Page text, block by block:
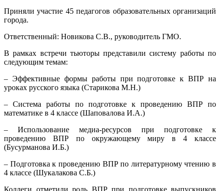
Приняли участие 45 педагогов образовательных организаций
города.
Ответственный: Новикова С.В., руководитель ГМО.
В рамках встречи тьюторы представили систему работы по
следующим темам:
– Эффективные формы работы при подготовке к ВПР на
уроках русского языка (Старикова М.Н.)
– Система работы по подготовке к проведению ВПР по
математике в 4 классе (Шаповалова И.А.)
– Использование медиа-ресурсов при подготовке к
проведению ВПР по окружающему миру в 4 классе
(Бусурманова И.Б.)
– Подготовка к проведению ВПР по литературному чтению в
4 классе (Шукалакова С.Б.)
Коллеги отметили роль ВПР при подготовке выпускников